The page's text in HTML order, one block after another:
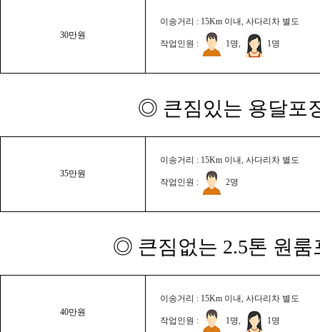
30만원
이송거리 : 15Km 이내, 사다리차 별도
작업인원 : 1명, 1명
◎ 큰짐있는 용달포
35만원
이송거리 : 15Km 이내, 사다리차 별도
작업인원 : 2명
◎ 큰짐없는 2.5톤 원룸
40만원
이송거리 : 15Km 이내, 사다리차 별도
작업인원 : 1명, 1명